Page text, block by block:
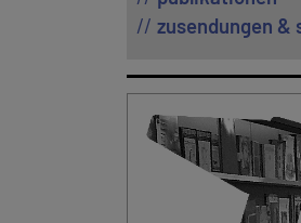
zusendungen &